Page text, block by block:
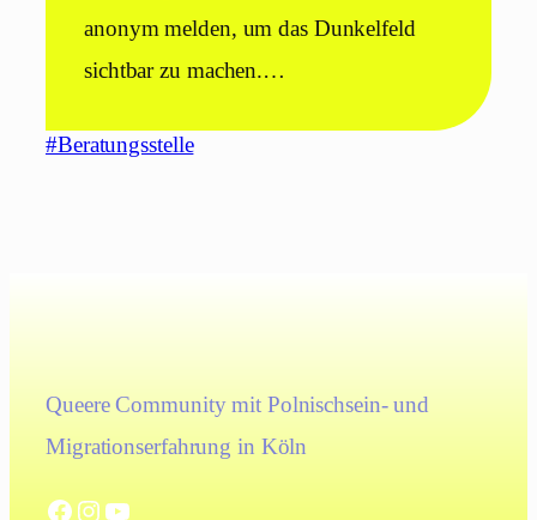
anonym melden, um das Dunkelfeld
sichtbar zu machen.…
#Beratungsstelle
Queere Community mit Polnischsein- und
Migrationserfahrung in Köln
Facebook Instagram YouTube